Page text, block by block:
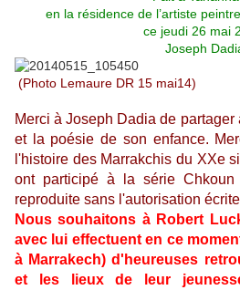
en la résidence de l’artiste
ce jeudi 26 mai
Joseph
(Photo Lemaure DR 15 mai14)
Merci à Joseph Dadia de
et la poésie de son enfance.
l'histoire des Marrakchis du XXe
ont participé à la série
reproduite sans l'autorisation
Nous souhaitons à Robert
avec lui effectuent en ce
à Marrakech) d'heureuses
et les lieux de leur